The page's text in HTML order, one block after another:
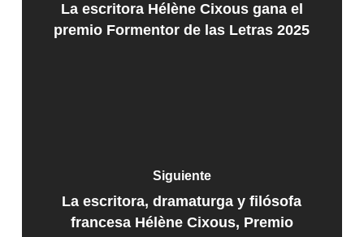
La escritora Hélène Cixous gana el
premio Formentor de las Letras 2025
Siguiente
La escritora, dramaturga y filósofa
francesa Hélène Cixous, Premio